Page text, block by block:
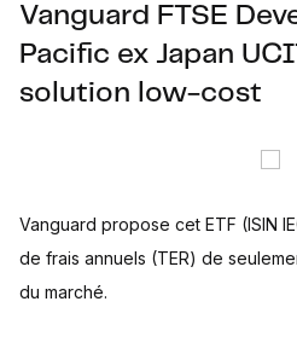
Vanguard FTSE
Pacific ex Japan
solution low-cost
Vanguard propose cet ETF (ISIN
de frais annuels (TER) de
du marché.